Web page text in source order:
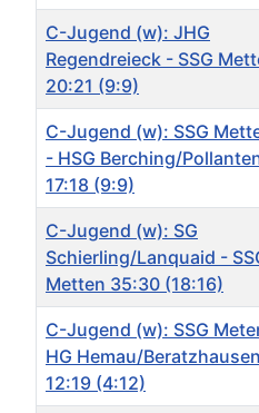
C-Jugend (w): JHG
Regendreieck - SSG
20:21 (9:9)
C-Jugend (w): SSG
- HSG Berching/
17:18 (9:9)
C-Jugend (w): SG
Schierling/Lanquaid -
Metten 35:30 (18:16)
C-Jugend (w): SSG
HG Hemau/Beratzhausen
12:19 (4:12)